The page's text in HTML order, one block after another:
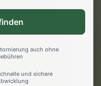
auch ohne
und sichere